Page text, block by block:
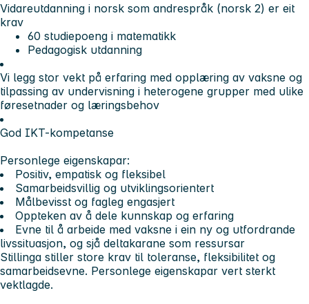
Vidareutdanning i norsk som andrespråk (norsk 2) er eit
krav
60 studiepoeng i matematikk
Pedagogisk utdanning
Vi legg stor vekt på erfaring med opplæring av vaksne og
tilpassing av undervisning i heterogene grupper med ulike
føresetnader og læringsbehov
God IKT-kompetanse
Personlege eigenskapar:
Positiv, empatisk og fleksibel
Samarbeidsvillig og utviklingsorientert
Målbevisst og fagleg engasjert
Oppteken av å dele kunnskap og erfaring
Evne til å arbeide med vaksne i ein ny og utfordrande
livssituasjon, og sjå deltakarane som ressursar
Stillinga stiller store krav til toleranse, fleksibilitet og
samarbeidsevne. Personlege eigenskapar vert sterkt
vektlagde.